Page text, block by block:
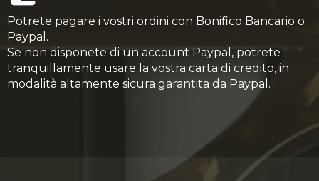
Potrete pagare i vostri ordini con Bonifico Bancario o
Paypal.
Se non disponete di un account Paypal, potrete
tranquillamente usare la vostra carta di credito, in
modalità altamente sicura garantita da Paypal.